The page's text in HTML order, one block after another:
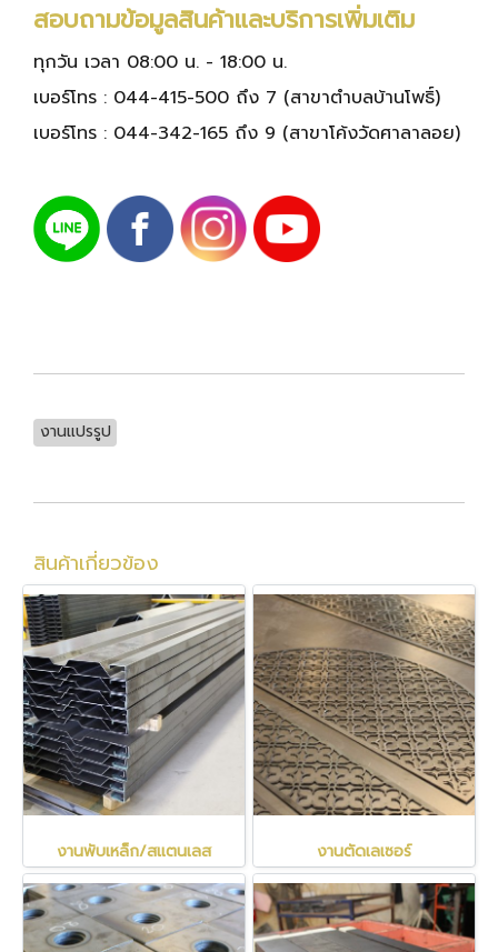
สอบถามข้อมูลสินค้าและบริการเพิ่มเติม
ทุกวัน เวลา 08:00 น. - 18:00 น.
เบอร์โทร : 044-415-500 ถึง 7 (สาขาตำบลบ้านโพธิ์)
เบอร์โทร : 044-342-165 ถึง 9 (สาขาโค้งวัดศาลาลอย)
งานแปรรูป
สินค้าเกี่ยวข้อง
งานพับเหล็ก/สแตนเลส งานตัดเลเซอร์